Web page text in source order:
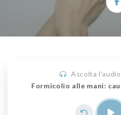
Ascolta
Formicolio alle mani: